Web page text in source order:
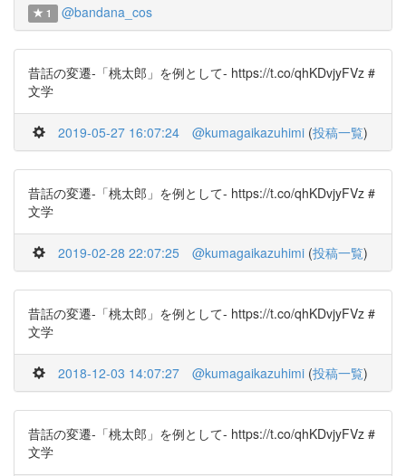
1 @bandana_cos
昔話の変遷-「桃太郎」を例として- https://t.co/qhKDvjyFVz #
文学
2019-05-27 16:07:24 @kumagaikazuhimi (投稿一覧)
昔話の変遷-「桃太郎」を例として- https://t.co/qhKDvjyFVz #
文学
2019-02-28 22:07:25 @kumagaikazuhimi (投稿一覧)
昔話の変遷-「桃太郎」を例として- https://t.co/qhKDvjyFVz #
文学
2018-12-03 14:07:27 @kumagaikazuhimi (投稿一覧)
昔話の変遷-「桃太郎」を例として- https://t.co/qhKDvjyFVz #
文学